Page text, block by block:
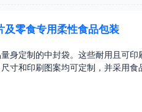
零食专用柔性食品包装
身定制的中封袋。这些耐用且可
寸和印刷图案均可定制，并采用食